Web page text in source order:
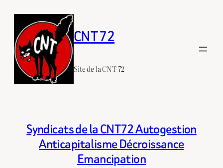
contenu
CNT 72
Site de la CNT 72
Syndicats de la CNT72 Autogestion
Anticapitalisme Décroissance
Emancipation